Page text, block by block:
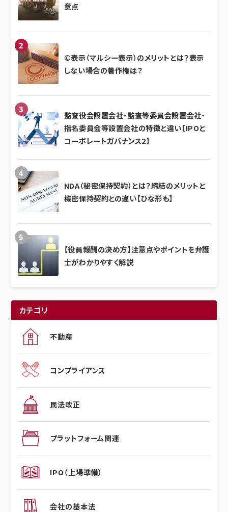
意点
©表示（マルシー表示）のメリットとは？表示
しない場合の著作権は？
監査役会設置会社・監査等委員会設置会社・
指名委員会等設置会社の特徴と違い【IPOと
コーポレートガバナンス2】
NDA（秘密保持契約）とは？締結のメリットと
機密保持契約との違い【ひな形も】
【役員報酬の決め方】注意点やポイントを弁護
士がわかりやすく解説
カテゴリ
不動産
コンプライアンス
民法改正
プラットフォーム関連
IPO（上場準備）
会社の基本法